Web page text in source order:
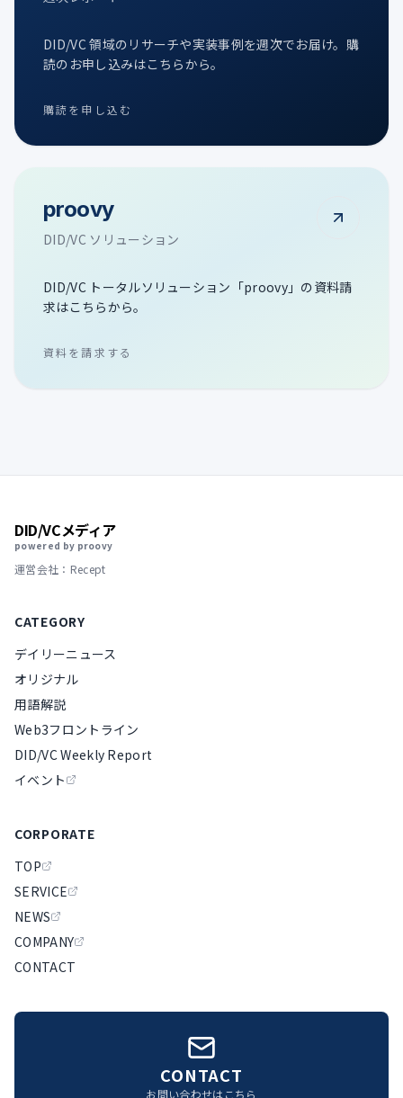
DID/VC 領域のリサーチや実装事例を週次でお届け。購
読のお申し込みはこちらから。
購読を申し込む
proovy
DID/VC ソリューション
DID/VC トータルソリューション「proovy」の資料請
求はこちらから。
資料を請求する
DID/VCメディア
powered by proovy
運営会社：Recept
CATEGORY
デイリーニュース
オリジナル
用語解説
Web3フロントライン
DID/VC Weekly Report
イベント
CORPORATE
TOP
SERVICE
NEWS
COMPANY
CONTACT
CONTACT
お問い合わせはこちら